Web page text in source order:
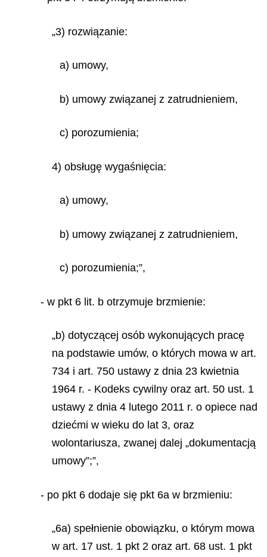
„3) rozwiązanie:
a) umowy,
b) umowy związanej z zatrudnieniem,
c) porozumienia;
4) obsługę wygaśnięcia:
a) umowy,
b) umowy związanej z zatrudnieniem,
c) porozumienia;”,
- w pkt 6 lit. b otrzymuje brzmienie:
„b) dotyczącej osób wykonujących pracę
na podstawie umów, o których mowa w art.
734 i art. 750 ustawy z dnia 23 kwietnia
1964 r. - Kodeks cywilny oraz art. 50 ust. 1
ustawy z dnia 4 lutego 2011 r. o opiece nad
dziećmi w wieku do lat 3, oraz
wolontariusza, zwanej dalej „dokumentacją
umowy”;”,
- po pkt 6 dodaje się pkt 6a w brzmieniu:
„6a) spełnienie obowiązku, o którym mowa
w art. 17 ust. 1 pkt 2 oraz art. 68 ust. 1 pkt